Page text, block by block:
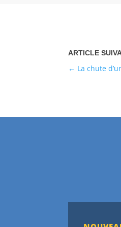
La chute